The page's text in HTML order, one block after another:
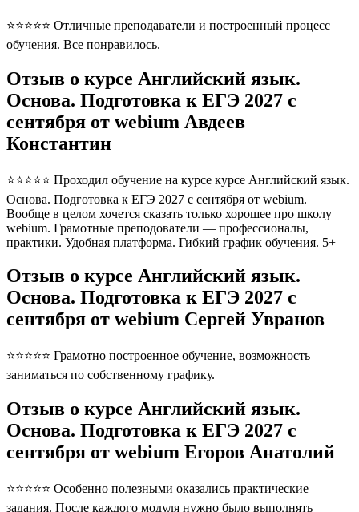
⭐⭐⭐⭐⭐ Отличные преподаватели и построенный процесс
обучения. Все понравилось.
Отзыв о курсе Английский язык.
Основа. Подготовка к ЕГЭ 2027 с
сентября от webium Авдеев
Константин
⭐⭐⭐⭐⭐ Проходил обучение на курсе курсе Английский язык.
Основа. Подготовка к ЕГЭ 2027 с сентября от webium.
Вообще в целом хочется сказать только хорошее про школу
webium. Грамотные преподователи — профессионалы,
практики. Удобная платформа. Гибкий график обучения. 5+
Отзыв о курсе Английский язык.
Основа. Подготовка к ЕГЭ 2027 с
сентября от webium Сергей Увранов
⭐⭐⭐⭐⭐ Грамотно построенное обучение, возможность
заниматься по собственному графику.
Отзыв о курсе Английский язык.
Основа. Подготовка к ЕГЭ 2027 с
сентября от webium Егоров Анатолий
⭐⭐⭐⭐⭐ Особенно полезными оказались практические
задания. После каждого модуля нужно было выполнять